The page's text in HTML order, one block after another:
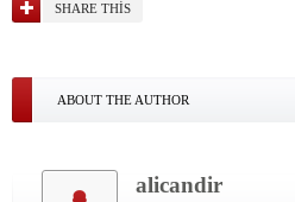
SHARE THIS
ABOUT THE AUTHOR
alicandir